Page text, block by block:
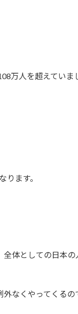
万人を超えていま
ます。
体としての日本の
なくやってくるの